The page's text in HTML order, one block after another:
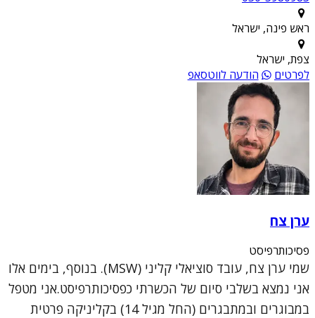
ראש פינה, ישראל
צפת, ישראל
לפרטים
הודעה לווטסאפ
ערן צח
פסיכותרפיסט
שמי ערן צח, עובד סוציאלי קליני (MSW). בנוסף, בימים אלו
אני נמצא בשלבי סיום של הכשרתי כפסיכותרפיסט.אני מטפל
במבוגרים ובמתבגרים (החל מגיל 14) בקליניקה פרטית